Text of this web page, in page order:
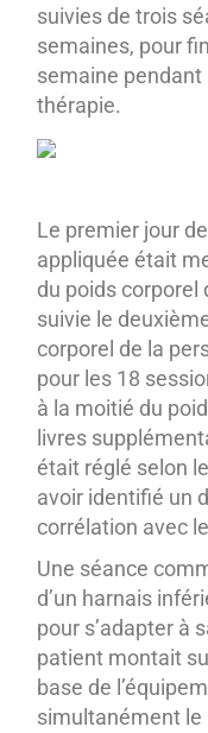
suivies de trois
semaines, pour
semaine pendant
thérapie.
Le premier jour
appliquée était
du poids corporel
suivie le
corporel de la
pour les 18
à la moitié du
livres
était réglé selon
avoir identifié un
corrélation avec
Une séance
d’un harnais
pour s’adapter à
patient montait
base de
simultanément